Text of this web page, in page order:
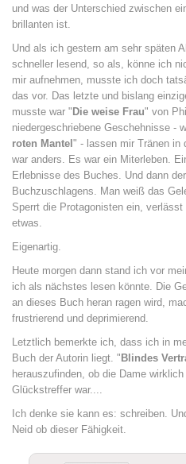
und was der Unterschied zwischen
brillanten ist.
Und als ich gestern am sehr späten
schneller lesend, so als, könne ich
mir aufnehmen, musste ich doch
das vor. Das letzte und bislang
musste war " Die weise Frau" von
niedergeschriebene Geschehnisse -
roten Mantel " - lassen mir Tränen in
war anders. Es war ein Miterleben.
Erlebnisse des Buches. Und dann
Buchzuschlagens. Man weiß das
Sperrt die Protagonisten ein,
etwas.
Eigenartig.
Heute morgen dann stand ich vor
ich als nächstes lesen könnte. Die
an dieses Buch heran ragen wird,
frustrierend und deprimierend.
Letztlich bemerkte ich, dass ich in
Buch der Autorin liegt. " Blindes
herauszufinden, ob die Dame
Glückstreffer war....
Ich denke sie kann es: schreiben.
Neid ob dieser Fähigkeit.